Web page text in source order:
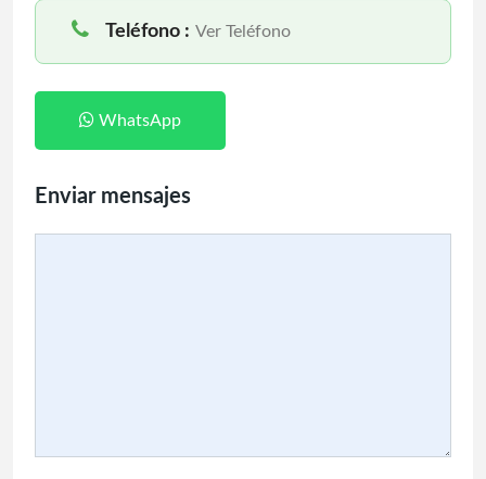
Teléfono : Ver Teléfono
WhatsApp
Enviar mensajes